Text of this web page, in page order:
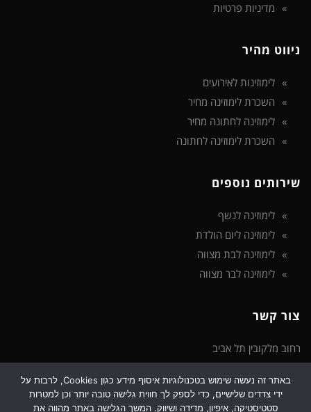
מדיניות פרטיות
ניווט מהיר
לימוזינות לאירועים
השכרת לימוזינה מחיר
לימוזינה לחתונה מחיר
השכרת לימוזינה לחתונה
שירותים נוספים
לימוזינה לנשף
לימוזינה ליום הולדת
לימוזינה לבת מצווה
לימוזינה לבר מצווה
צור קשר
רחוב מלקובין תל אביב
טלפון: 072-3922-475
דוא"ל: support@limozinot.co.il
באתר זה נעשה שימוש בטכנולוגיות איסוף מידע כגון Cookies, לרבות על
ידי צדדים שלישיים, כדי לספק לך חווית גלישה טובה יותר וכן למטרות
סטטיסטיקה, איפיון, מדידה ושיווק. המשך הגלישה באתר מהווה את